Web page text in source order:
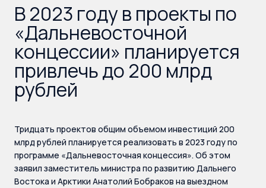
В 2023 году в проекты по
«Дальневосточной
концессии» планируется
привлечь до 200 млрд
рублей
Тридцать проектов общим объемом инвестиций 200
млрд рублей планируется реализовать в 2023 году по
программе «Дальневосточная концессия». Об этом
заявил заместитель министра по развитию Дальнего
Востока и Арктики Анатолий Бобраков на выездном